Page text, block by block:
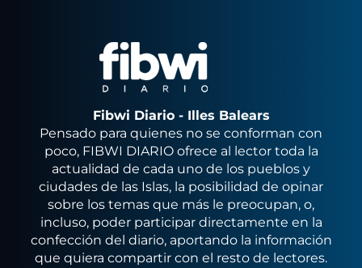
Fibwi Diario - Illes Balears
Pensado para quienes no se conforman con
poco, FIBWI DIARIO ofrece al lector toda la
actualidad de cada uno de los pueblos y
ciudades de las Islas, la posibilidad de opinar
sobre los temas que más le preocupan, o,
incluso, poder participar directamente en la
confección del diario, aportando la información
que quiera compartir con el resto de lectores.